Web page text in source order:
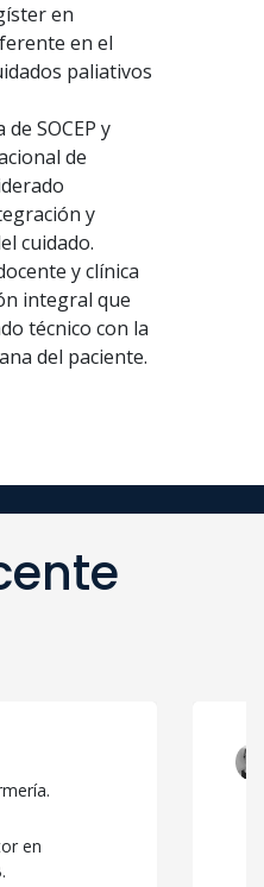
en
en el
paliativos
SOCEP y
de
y
cuidado.
y clínica
integral que
técnico con la
del paciente.
en